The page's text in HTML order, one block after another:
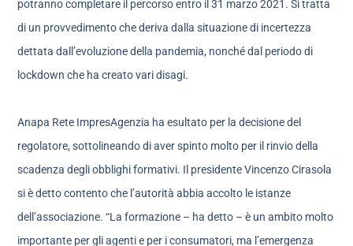
potranno completare il percorso entro il 31 marzo 2021. Si tratta
di un provvedimento che deriva dalla situazione di incertezza
dettata dall’evoluzione della pandemia, nonché dal periodo di
lockdown che ha creato vari disagi.
Anapa Rete ImpresAgenzia ha esultato per la decisione del
regolatore, sottolineando di aver spinto molto per il rinvio della
scadenza degli obblighi formativi. Il presidente Vincenzo Cirasola
si è detto contento che l’autorità abbia accolto le istanze
dell’associazione. “La formazione – ha detto – è un ambito molto
importante per gli agenti e per i consumatori, ma l’emergenza